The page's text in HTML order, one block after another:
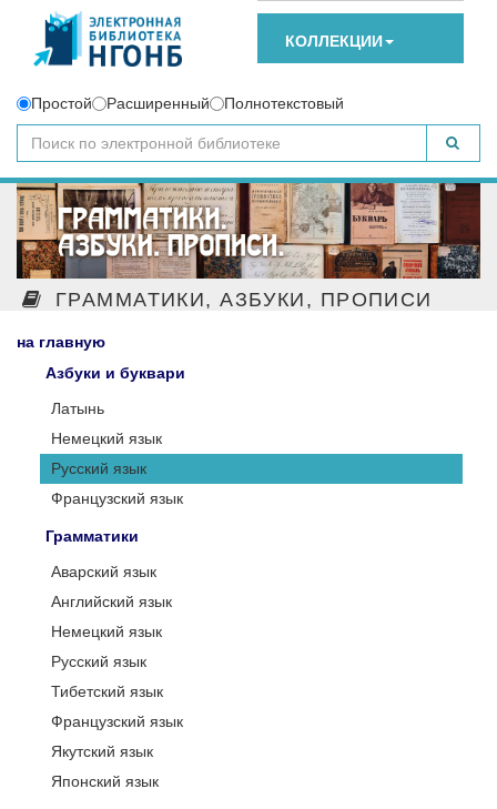
КОЛЛЕКЦИИ
Простой Расширенный Полнотекстовый
ГРАММАТИКИ, АЗБУКИ, ПРОПИСИ
на главную
Азбуки и буквари
Латынь
Немецкий язык
Русский язык
Французский язык
Грамматики
Аварский язык
Английский язык
Немецкий язык
Русский язык
Тибетский язык
Французский язык
Якутский язык
Японский язык